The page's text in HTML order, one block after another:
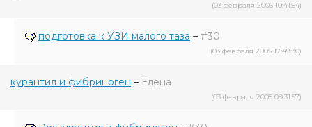
(03 февраля 2005 10:41:54)
подготовка к УЗИ малого таза – #30
(03 февраля 2005 17:49:30)
курантил и фибриноген – Елена
(03 февраля 2005 09:31:57)